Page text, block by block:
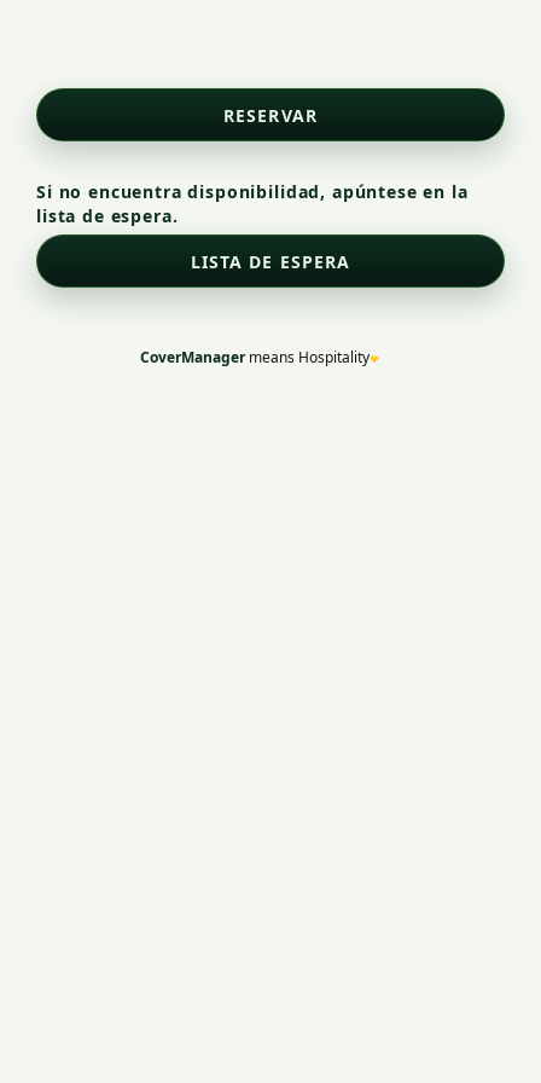
Si no encuentra disponibilidad, apúntese en la
lista de espera.
CoverManagermeans Hospitality